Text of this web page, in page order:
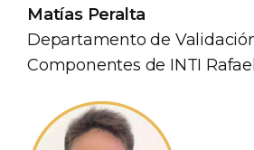
Matías Peralta
Departamento de
Componentes de INTI